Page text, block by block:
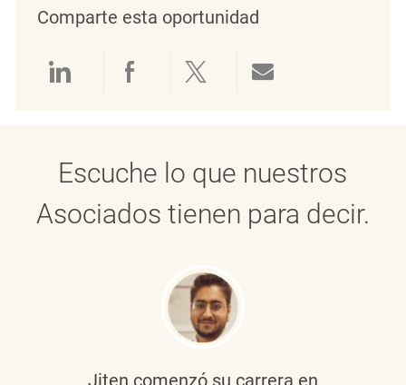
Comparte esta oportunidad
Compartir a través de LinkedIn
Compartir a través de
Compartir a través
Escuche lo que nuestros
Asociados tienen para decir.
Jiten comenzó su carrera en